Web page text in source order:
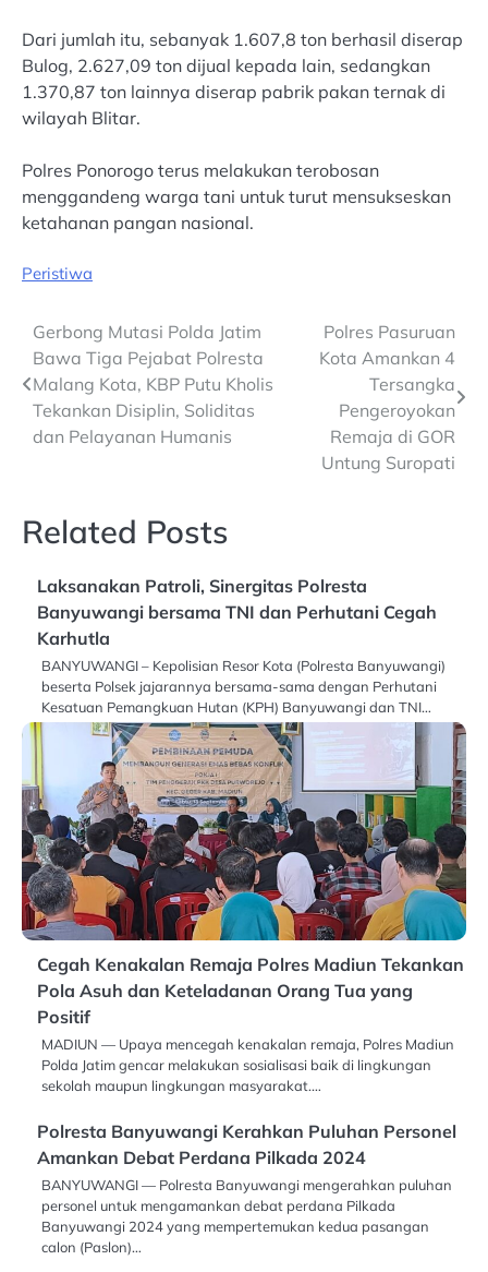
Dari jumlah itu, sebanyak 1.607,8 ton berhasil diserap
Bulog, 2.627,09 ton dijual kepada lain, sedangkan
1.370,87 ton lainnya diserap pabrik pakan ternak di
wilayah Blitar.
Polres Ponorogo terus melakukan terobosan
menggandeng warga tani untuk turut mensukseskan
ketahanan pangan nasional.
Peristiwa
Post
navigation
Gerbong Mutasi Polda Jatim
Bawa Tiga Pejabat Polresta
Malang Kota, KBP Putu Kholis
Tekankan Disiplin, Soliditas
dan Pelayanan Humanis
Polres Pasuruan
Kota Amankan 4
Tersangka
Pengeroyokan
Remaja di GOR
Untung Suropati
Related Posts
Laksanakan Patroli, Sinergitas Polresta
Banyuwangi bersama TNI dan Perhutani Cegah
Karhutla
BANYUWANGI – Kepolisian Resor Kota (Polresta Banyuwangi)
beserta Polsek jajarannya bersama-sama dengan Perhutani
Kesatuan Pemangkuan Hutan (KPH) Banyuwangi dan TNI…
Cegah Kenakalan Remaja Polres Madiun Tekankan
Pola Asuh dan Keteladanan Orang Tua yang
Positif
MADIUN — Upaya mencegah kenakalan remaja, Polres Madiun
Polda Jatim gencar melakukan sosialisasi baik di lingkungan
sekolah maupun lingkungan masyarakat.…
Polresta Banyuwangi Kerahkan Puluhan Personel
Amankan Debat Perdana Pilkada 2024
BANYUWANGI — Polresta Banyuwangi mengerahkan puluhan
personel untuk mengamankan debat perdana Pilkada
Banyuwangi 2024 yang mempertemukan kedua pasangan
calon (Paslon)…